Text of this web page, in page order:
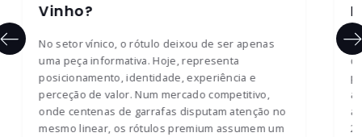
Vinho?
No setor vínico, o rótulo deixou de ser apenas
uma peça informativa. Hoje, representa
posicionamento, identidade, experiência e
perceção de valor. Num mercado competitivo,
onde centenas de garrafas disputam atenção no
mesmo linear, os rótulos premium assumem um
O